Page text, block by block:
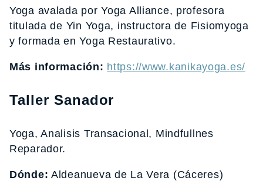
Yoga avalada por Yoga Alliance, profesora
titulada de Yin Yoga, instructora de Fisiomyoga
y formada en Yoga Restaurativo.
Más información: https://www.kanikayoga.es/
Taller Sanador
Yoga, Analisis Transacional, Mindfullnes
Reparador.
Dónde: Aldeanueva de La Vera (Cáceres)